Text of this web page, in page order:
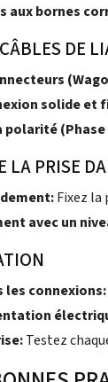
aux bornes
DE
solide et
(Phase
LA PRISE
Fixez la
avec un
connexions:
Testez